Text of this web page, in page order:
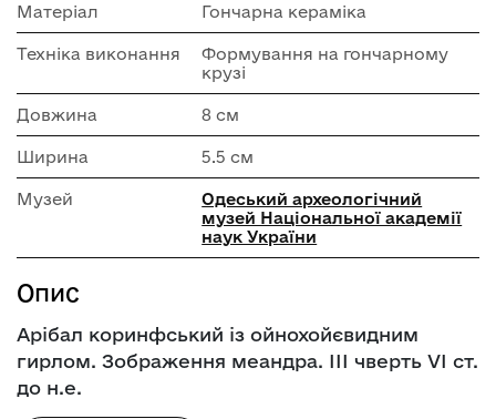
Матеріал Гончарна кераміка
Техніка виконання
Формування на гончарному
крузі
Довжина 8 см
Ширина 5.5 см
Музей
Одеський археологічний
музей Національної академії
наук України
Опис
Арібал коринфський із ойнохойєвидним
гирлом. Зображення меандра. ІІІ чверть VI ст.
до н.е.